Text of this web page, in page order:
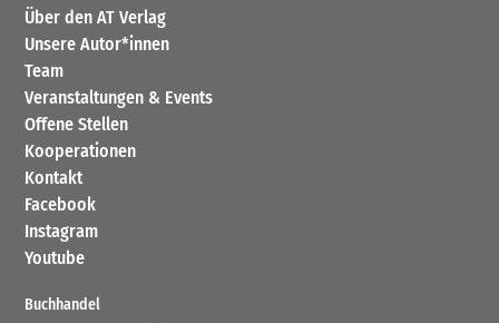
Über den AT Verlag
Unsere Autor*innen
Team
Veranstaltungen & Events
Offene Stellen
Kooperationen
Kontakt
Facebook
Instagram
Youtube
Buchhandel